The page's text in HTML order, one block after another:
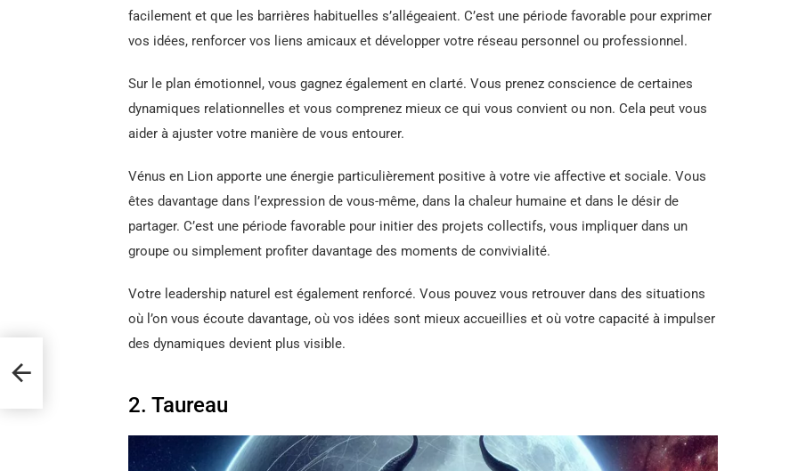
facilement et que les barrières habituelles s’allégeaient. C’est une période favorable pour exprimer
vos idées, renforcer vos liens amicaux et développer votre réseau personnel ou professionnel.
Sur le plan émotionnel, vous gagnez également en clarté. Vous prenez conscience de certaines
dynamiques relationnelles et vous comprenez mieux ce qui vous convient ou non. Cela peut vous
aider à ajuster votre manière de vous entourer.
Vénus en Lion apporte une énergie particulièrement positive à votre vie affective et sociale. Vous
êtes davantage dans l’expression de vous-même, dans la chaleur humaine et dans le désir de
partager. C’est une période favorable pour initier des projets collectifs, vous impliquer dans un
groupe ou simplement profiter davantage des moments de convivialité.
Votre leadership naturel est également renforcé. Vous pouvez vous retrouver dans des situations
où l’on vous écoute davantage, où vos idées sont mieux accueillies et où votre capacité à impulser
des dynamiques devient plus visible.
2. Taureau